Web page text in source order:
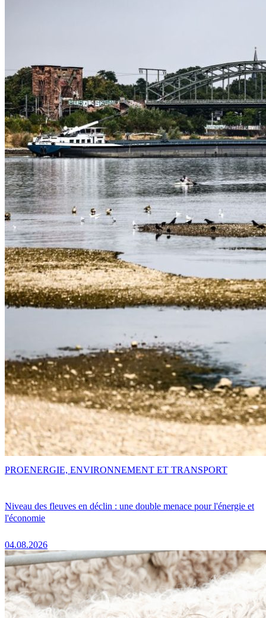
Niveau des fleuves en déclin : une double menace pour l'énergie et
l'économie
04.08.2026
PROENERGIE, ENVIRONNEMENT ET TRANSPORT